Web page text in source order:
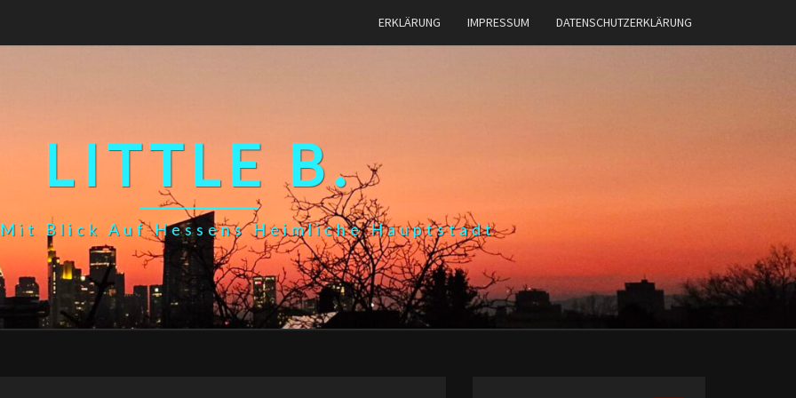
ERKLÄRUNG IMPRESSUM DATENSCHUTZERKLÄRUNG
LITTLE B.
Blick Auf Hessens Heimliche Hauptstadt